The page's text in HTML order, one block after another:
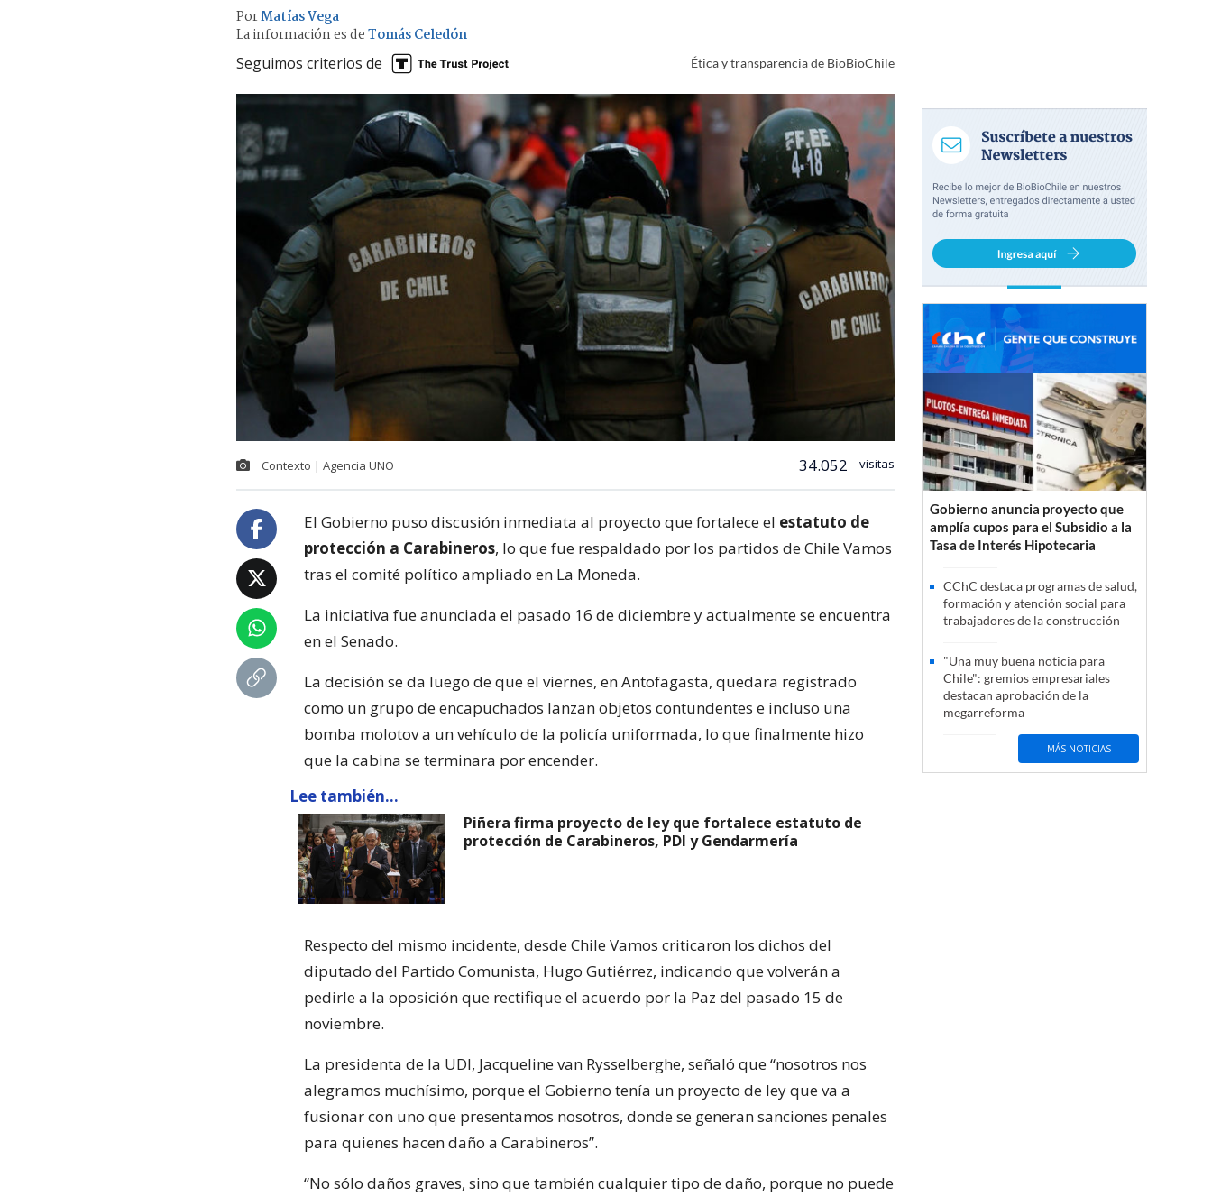
PorMatías Vega
La información es deTomás Celedón
Seguimos criterios de Ética y transparencia de BioBioChile
Contexto | Agencia UNO 34.052 visitas
El Gobierno puso discusión inmediata al proyecto que fortalece el estatuto de
protección a Carabineros, lo que fue respaldado por los partidos de Chile Vamos
tras el comité político ampliado en La Moneda.
La iniciativa fue anunciada el pasado 16 de diciembre y actualmente se encuentra
en el Senado.
La decisión se da luego de que el viernes, en Antofagasta, quedara registrado
como un grupo de encapuchados lanzan objetos contundentes e incluso una
bomba molotov a un vehículo de la policía uniformada, lo que finalmente hizo
que la cabina se terminara por encender.
Lee también...
Piñera firma proyecto de ley que fortalece estatuto de
protección de Carabineros, PDI y Gendarmería
Respecto del mismo incidente, desde Chile Vamos criticaron los dichos del
diputado del Partido Comunista, Hugo Gutiérrez, indicando que volverán a
pedirle a la oposición que rectifique el acuerdo por la Paz del pasado 15 de
noviembre.
La presidenta de la UDI, Jacqueline van Rysselberghe, señaló que “nosotros nos
alegramos muchísimo, porque el Gobierno tenía un proyecto de ley que va a
fusionar con uno que presentamos nosotros, donde se generan sanciones penales
para quienes hacen daño a Carabineros”.
“No sólo daños graves, sino que también cualquier tipo de daño, porque no puede
Gobierno anuncia proyecto que
amplía cupos para el Subsidio a la
Tasa de Interés Hipotecaria
CChC destaca programas de salud,
formación y atención social para
trabajadores de la construcción
"Una muy buena noticia para
Chile": gremios empresariales
destacan aprobación de la
megarreforma
MÁS NOTICIAS